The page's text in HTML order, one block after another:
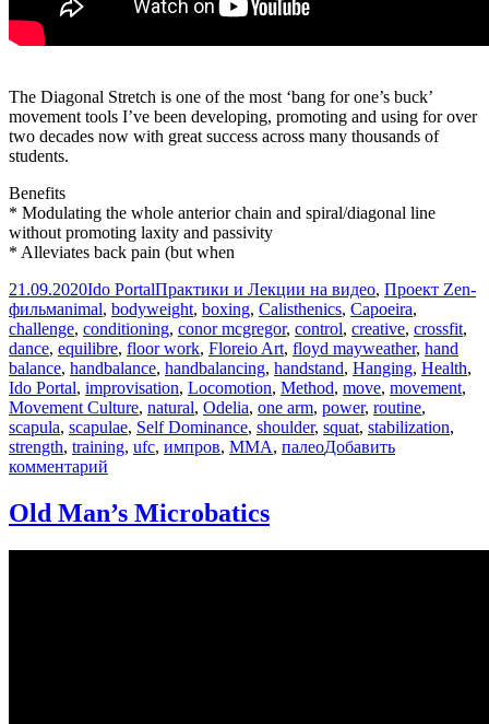
The Diagonal Stretch is one of the most ‘bang for one’s buck’
movement tools I’ve been developing, promoting and using for over
two decades now with great success across many thousands of
students.
Benefits
* Modulating the whole anterior chain and spiral/diagonal line
without promoting laxity and passivity
* Alleviates back pain (but when
Опубликовано
21.09.2020Автор
Ido PortalРубрики
Практики и Лекции на видео, Проект Zen-
фильмМетки
animal, bodyweight, boxing, Calisthenics, Capoeira,
challenge, conditioning, conor mcgregor, control, creative, crossfit,
dance, equilibre, floor work, Floreio Art, floyd mayweather, hand
balance, handbalance, handbalancing, handstand, Hanging, Health,
Ido Portal, improvisation, Locomotion, Method, move, movement,
Movement Culture, natural, Odelia, one arm, power, routine,
scapula, scapulae, Self Dominance, shoulder, squat, stabilization,
strength, training, ufc, импров, ММА, палеоДобавить
комментарий
The
Diagonal
Old Man’s Microbatics